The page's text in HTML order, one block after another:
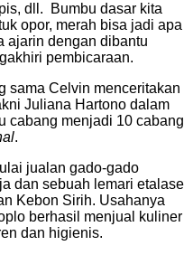
dll. Bumbu dasar kita
opor, merah bisa jadi apa
ajarin dengan dibantu
pembicaraan.
sama Celvin menceritakan
Juliana Hartono dalam
cabang menjadi 10 cabang
.
jualan gado-gado
dan sebuah lemari etalase
Kebon Sirih. Usahanya
berhasil menjual kuliner
dan higienis.